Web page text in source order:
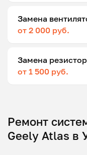
Замена
от 2 000 руб.
Замена
от 1 500 руб.
Ремонт
Geely Atlas в